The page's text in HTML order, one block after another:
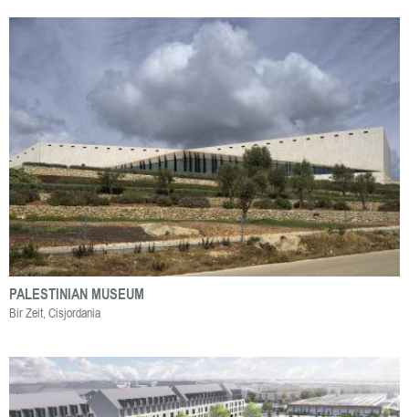
PALESTINIAN MUSEUM
Bir Zeit, Cisjordania